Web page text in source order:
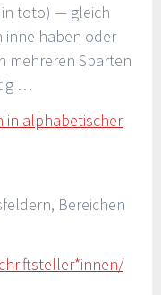
in toto) — gleich
inne haben oder
mehreren Sparten
…
in alphabetischer
Bereichen